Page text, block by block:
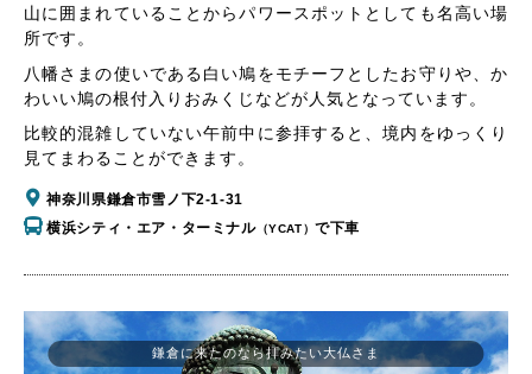
山に囲まれていることからパワースポットとしても名高い場
所です。
八幡さまの使いである白い鳩をモチーフとしたお守りや、か
わいい鳩の根付入りおみくじなどが人気となっています。
比較的混雑していない午前中に参拝すると、境内をゆっくり
見てまわることができます。
神奈川県鎌倉市雪ノ下2-1-31
横浜シティ・エア・ターミナル（YCAT）で下車
鎌倉に来たのなら拝みたい大仏さま